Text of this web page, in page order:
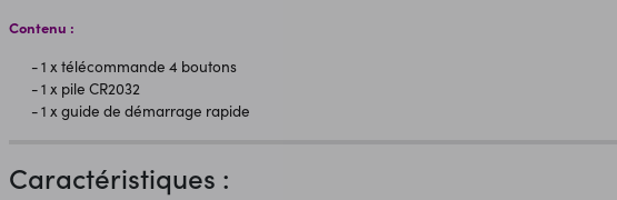
Contenu :
- 1 x télécommande 4 boutons
- 1 x pile CR2032
- 1 x guide de démarrage rapide
Caractéristiques :